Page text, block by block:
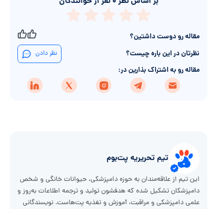
مقاله رو دوست داشتین؟
نظرتان در این باره چیست؟
نظر دادن
مقاله رو به اشتراک بذارین در:
تیم تحریریه پت‌بوم
این تیم از علاقه‌مندان به حوزه دامپزشکی، حیوانات خانگی و شخص
دامپزشکان تشکیل شده که هدفشون تولید و ترجمه اطلاعات به‌روز و
علمی دامپزشکی و مراقبت، آموزش و تغذیه پت‌هاست. نویسندگانی